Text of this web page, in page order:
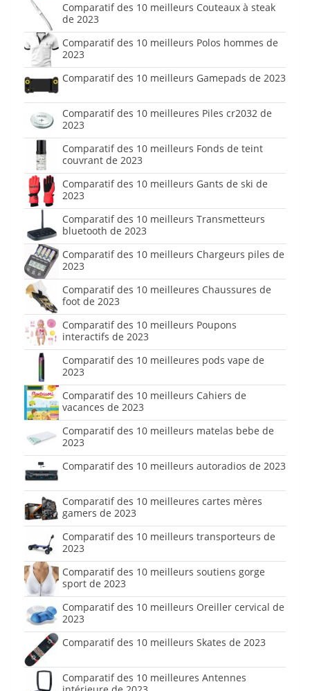
Comparatif des 10 meilleurs Couteaux à steak
de 2023
Comparatif des 10 meilleurs Polos hommes de
2023
Comparatif des 10 meilleurs Gamepads de 2023
Comparatif des 10 meilleures Piles cr2032 de
2023
Comparatif des 10 meilleurs Fonds de teint
couvrant de 2023
Comparatif des 10 meilleurs Gants de ski de
2023
Comparatif des 10 meilleurs Transmetteurs
bluetooth de 2023
Comparatif des 10 meilleurs Chargeurs piles de
2023
Comparatif des 10 meilleures Chaussures de
foot de 2023
Comparatif des 10 meilleurs Poupons
interactifs de 2023
Comparatif des 10 meilleures pods vape de
2023
Comparatif des 10 meilleurs Cahiers de
vacances de 2023
Comparatif des 10 meilleurs matelas bebe de
2023
Comparatif des 10 meilleurs autoradios de 2023
Comparatif des 10 meilleures cartes mères
gamers de 2023
Comparatif des 10 meilleurs transporteurs de
2023
Comparatif des 10 meilleurs soutiens gorge
sport de 2023
Comparatif des 10 meilleurs Oreiller cervical de
2023
Comparatif des 10 meilleurs Skates de 2023
Comparatif des 10 meilleures Antennes